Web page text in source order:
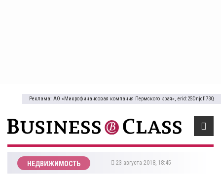
Реклама: АО «Микрофинансовая компания Пермского края», erid:2SDnjcfi73Q
НЕДВИЖИМОСТЬ 23 августа 2018, 18:45